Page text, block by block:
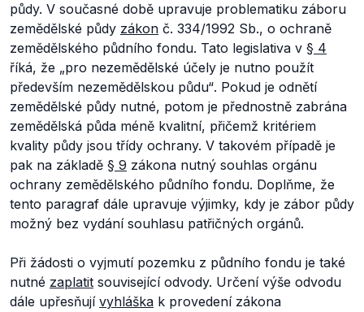
půdy. V současné době upravuje problematiku záboru
zemědělské půdy zákon č. 334/1992 Sb., o ochraně
zemědělského půdního fondu. Tato legislativa v § 4
říká, že „pro nezemědělské účely je nutno použít
především nezemědělskou půdu“. Pokud je odnětí
zemědělské půdy nutné, potom je přednostně zabrána
zemědělská půda méně kvalitní, přičemž kritériem
kvality půdy jsou třídy ochrany. V takovém případě je
pak na základě § 9 zákona nutný souhlas orgánu
ochrany zemědělského půdního fondu. Doplňme, že
tento paragraf dále upravuje výjimky, kdy je zábor půdy
možný bez vydání souhlasu patřičných orgánů.
Při žádosti o vyjmutí pozemku z půdního fondu je také
nutné zaplatit související odvody. Určení výše odvodu
dále upřesňují vyhláška k provedení zákona